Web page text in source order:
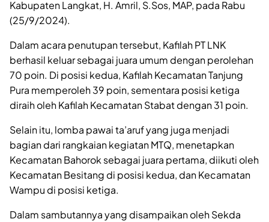
Kabupaten Langkat, H. Amril, S.Sos, MAP, pada Rabu
(25/9/2024).
Dalam acara penutupan tersebut, Kafilah PT LNK
berhasil keluar sebagai juara umum dengan perolehan
70 poin. Di posisi kedua, Kafilah Kecamatan Tanjung
Pura memperoleh 39 poin, sementara posisi ketiga
diraih oleh Kafilah Kecamatan Stabat dengan 31 poin.
Selain itu, lomba pawai ta’aruf yang juga menjadi
bagian dari rangkaian kegiatan MTQ, menetapkan
Kecamatan Bahorok sebagai juara pertama, diikuti oleh
Kecamatan Besitang di posisi kedua, dan Kecamatan
Wampu di posisi ketiga.
Dalam sambutannya yang disampaikan oleh Sekda